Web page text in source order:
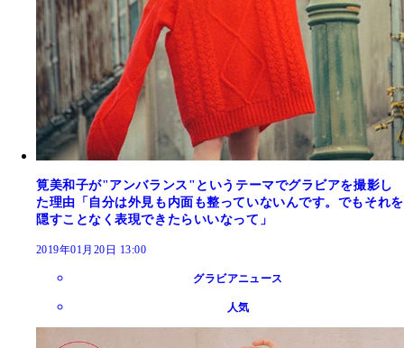
筧美和子が"アンバランス"というテーマでグラビアを撮影し
た理由「自分は外見も内面も整っていないんです。でもそれを
隠すことなく表現できたらいいなって」
2019年01月20日 13:00
グラビアニュース
人気